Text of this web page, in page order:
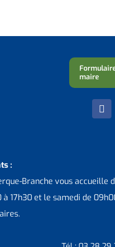
maire
:
Branche vous accueille
à 17h30 et le samedi de